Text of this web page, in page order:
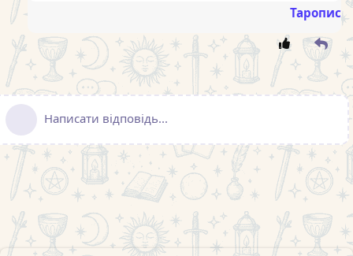
Таропис
Написати відповідь...